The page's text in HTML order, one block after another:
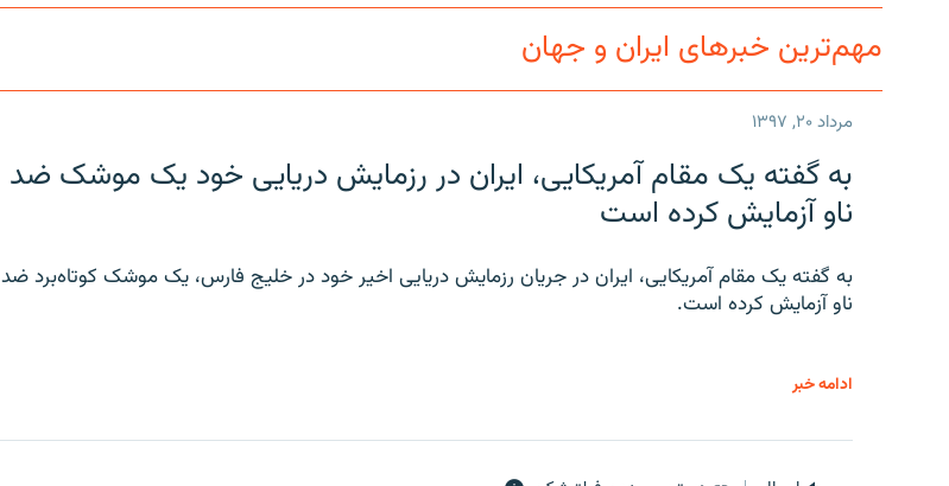
مهم‌ترین خبرهای ایران و جهان
مرداد ۲۰, ۱۳۹۷
به گفته یک مقام آمریکایی، ایران در رزمایش دریایی خود یک موشک ضد
ناو آزمایش کرده است
به گفته یک مقام آمریکایی، ایران در جریان رزمایش دریایی اخیر خود در خلیج فارس، یک موشک کوتاه‌برد ضد
ناو آزمایش کرده است.
ادامه خبر